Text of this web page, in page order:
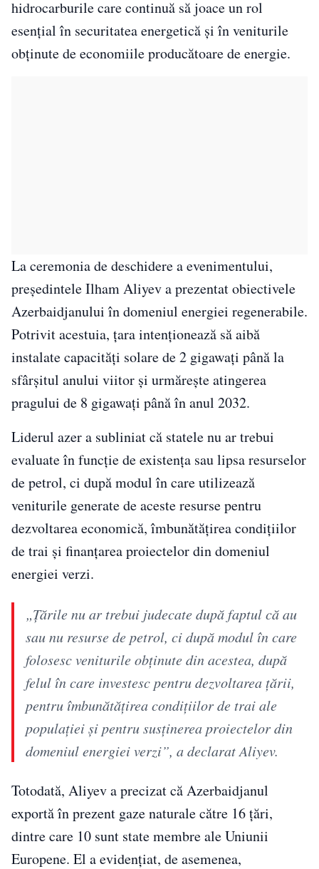
hidrocarburile care continuă să joace un rol
esențial în securitatea energetică și în veniturile
obținute de economiile producătoare de energie.
La ceremonia de deschidere a evenimentului,
președintele Ilham Aliyev a prezentat obiectivele
Azerbaidjanului în domeniul energiei regenerabile.
Potrivit acestuia, țara intenționează să aibă
instalate capacități solare de 2 gigawați până la
sfârșitul anului viitor și urmărește atingerea
pragului de 8 gigawați până în anul 2032.
Liderul azer a subliniat că statele nu ar trebui
evaluate în funcție de existența sau lipsa resurselor
de petrol, ci după modul în care utilizează
veniturile generate de aceste resurse pentru
dezvoltarea economică, îmbunătățirea condițiilor
de trai și finanțarea proiectelor din domeniul
energiei verzi.
„Țările nu ar trebui judecate după faptul că au
sau nu resurse de petrol, ci după modul în care
folosesc veniturile obținute din acestea, după
felul în care investesc pentru dezvoltarea țării,
pentru îmbunătățirea condițiilor de trai ale
populației și pentru susținerea proiectelor din
domeniul energiei verzi”, a declarat Aliyev.
Totodată, Aliyev a precizat că Azerbaidjanul
exportă în prezent gaze naturale către 16 țări,
dintre care 10 sunt state membre ale Uniunii
Europene. El a evidențiat, de asemenea,